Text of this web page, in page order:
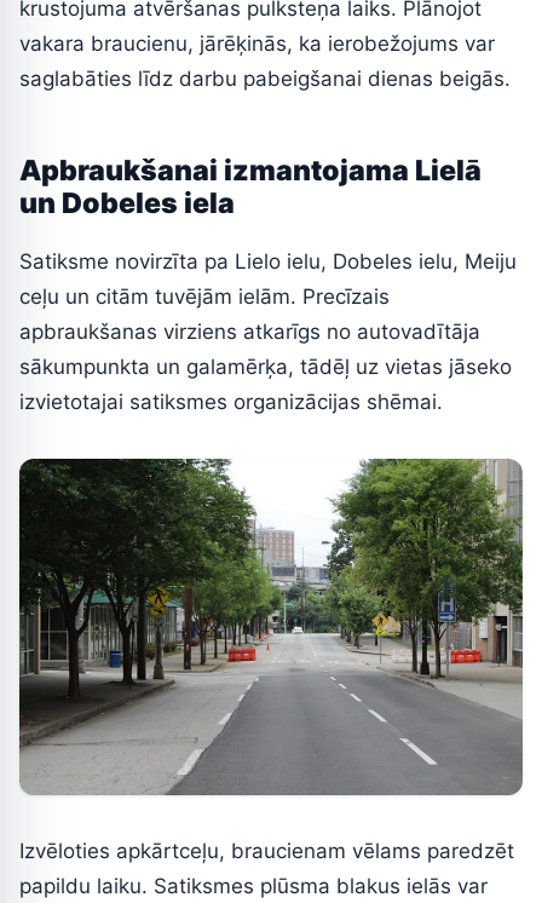
krustojuma atvēršanas pulksteņa laiks. Plānojot
vakara braucienu, jārēķinās, ka ierobežojums var
saglabāties līdz darbu pabeigšanai dienas beigās.
Apbraukšanai izmantojama Lielā
un Dobeles iela
Satiksme novirzīta pa Lielo ielu, Dobeles ielu, Meiju
ceļu un citām tuvējām ielām. Precīzais
apbraukšanas virziens atkarīgs no autovadītāja
sākumpunkta un galamērķa, tādēļ uz vietas jāseko
izvietotajai satiksmes organizācijas shēmai.
Izvēloties apkārtceļu, braucienam vēlams paredzēt
papildu laiku. Satiksmes plūsma blakus ielās var